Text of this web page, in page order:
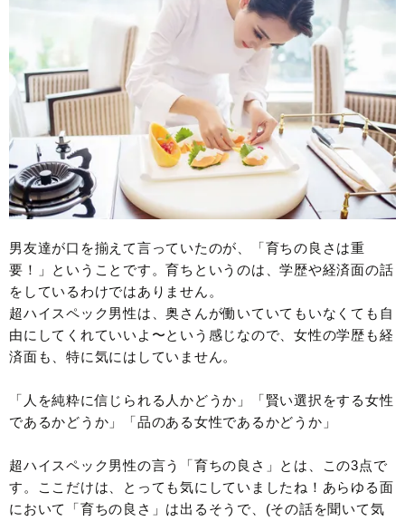
男友達が口を揃えて言っていたのが、「育ちの良さは重
要！」ということです。育ちというのは、学歴や経済面の話
をしているわけではありません。
超ハイスペック男性は、奥さんが働いていてもいなくても自
由にしてくれていいよ〜という感じなので、女性の学歴も経
済面も、特に気にはしていません。
「人を純粋に信じられる人かどうか」「賢い選択をする女性
であるかどうか」「品のある女性であるかどうか」
超ハイスペック男性の言う「育ちの良さ」とは、この3点で
す。ここだけは、とっても気にしていましたね！あらゆる面
において「育ちの良さ」は出るそうで、(その話を聞いて気